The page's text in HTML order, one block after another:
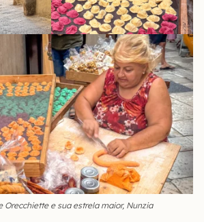
Orecchiette e sua estrela maior, Nunzia